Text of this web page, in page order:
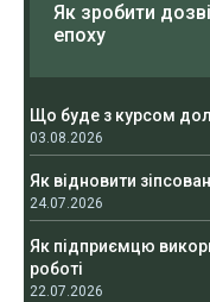
Як зробити
епоху
Що буде з курсом
03.08.2026
Як відновити
24.07.2026
Як підприємцю
роботі
22.07.2026